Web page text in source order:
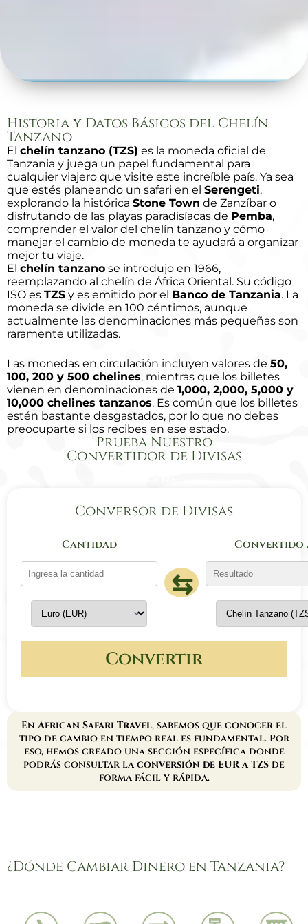
Historia y Datos Básicos del Chelín
Tanzano
El chelín tanzano (TZS) es la moneda oficial de
Tanzania y juega un papel fundamental para
cualquier viajero que visite este increíble país. Ya sea
que estés planeando un safari en el Serengeti,
explorando la histórica Stone Town de Zanzíbar o
disfrutando de las playas paradisíacas de Pemba,
comprender el valor del chelín tanzano y cómo
manejar el cambio de moneda te ayudará a organizar
mejor tu viaje.
El chelín tanzano se introdujo en 1966,
reemplazando al chelín de África Oriental. Su código
ISO es TZS y es emitido por el Banco de Tanzania. La
moneda se divide en 100 céntimos, aunque
actualmente las denominaciones más pequeñas son
raramente utilizadas.
Las monedas en circulación incluyen valores de 50,
100, 200 y 500 chelines, mientras que los billetes
vienen en denominaciones de 1,000, 2,000, 5,000 y
10,000 chelines tanzanos. Es común que los billetes
estén bastante desgastados, por lo que no debes
preocuparte si los recibes en ese estado.
Prueba Nuestro
Convertidor de Divisas
Conversor de Divisas
Cantidad
⇆
Convertido
Convertir
En African Safari Travel, sabemos que conocer el
tipo de cambio en tiempo real es fundamental. Por
eso, hemos creado una sección específica donde
podrás consultar la conversión de EUR a TZS de
forma fácil y rápida.
¿Dónde Cambiar Dinero en Tanzania?